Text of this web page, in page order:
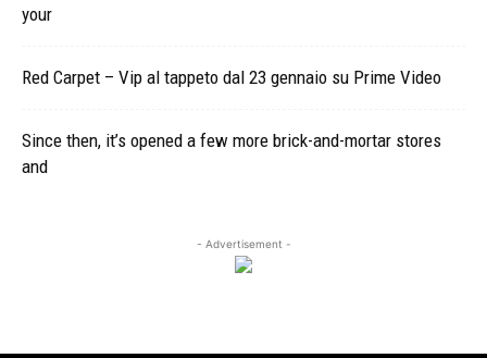
your
Red Carpet – Vip al tappeto dal 23 gennaio su Prime Video
Since then, it’s opened a few more brick-and-mortar stores
and
- Advertisement -